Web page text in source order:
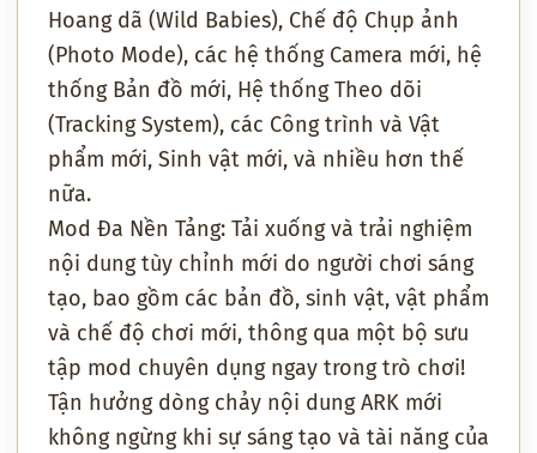
Hoang dã (Wild Babies), Chế độ Chụp ảnh
(Photo Mode), các hệ thống Camera mới, hệ
thống Bản đồ mới, Hệ thống Theo dõi
(Tracking System), các Công trình và Vật
phẩm mới, Sinh vật mới, và nhiều hơn thế
nữa.
Mod Đa Nền Tảng: Tải xuống và trải nghiệm
nội dung tùy chỉnh mới do người chơi sáng
tạo, bao gồm các bản đồ, sinh vật, vật phẩm
và chế độ chơi mới, thông qua một bộ sưu
tập mod chuyên dụng ngay trong trò chơi!
Tận hưởng dòng chảy nội dung ARK mới
không ngừng khi sự sáng tạo và tài năng của